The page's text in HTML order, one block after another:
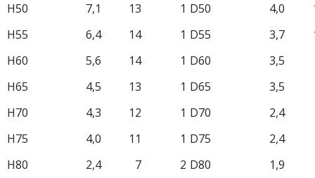
H50
7,1 13 1 D50 4,0
H55
6,4 14 1 D55 3,7
H60
5,6 14 1 D60
3,5
H65
4,5 13 1 D65
3,5
H70
4,3 12 1 D70
2,4
H75
4,0 11 1 D75
2,4
H80
2,4 7 2 D80
1,9